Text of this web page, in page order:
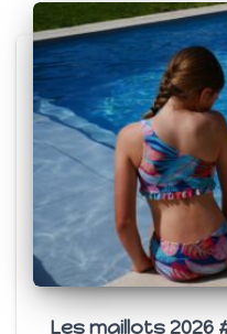
Les maillots 2026